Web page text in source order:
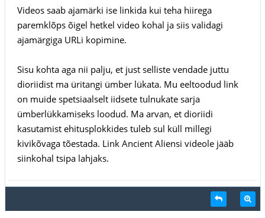
Videos saab ajamärki ise linkida kui teha hiirega
paremklõps õigel hetkel video kohal ja siis validagi
ajamärgiga URLi kopimine.
Sisu kohta aga nii palju, et just selliste vendade juttu
dioriidist ma üritangi ümber lükata. Mu eeltoodud link
on muide spetsiaalselt iidsete tulnukate sarja
ümberlükkamiseks loodud. Ma arvan, et dioriidi
kasutamist ehitusplokkides tuleb sul küll millegi
kivikõvaga tõestada. Link Ancient Aliensi videole jääb
siinkohal tsipa lahjaks.